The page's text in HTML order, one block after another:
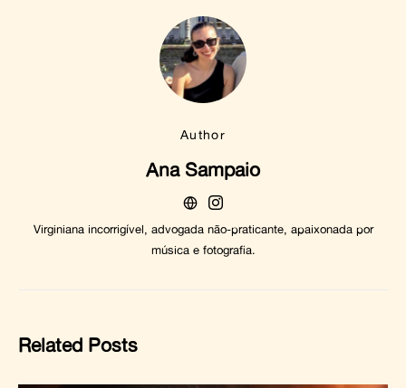
Author
Ana Sampaio
Virginiana incorrigível, advogada não-praticante, apaixonada por
música e fotografia.
Related Posts